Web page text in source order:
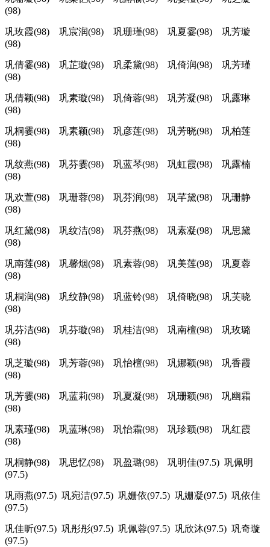
(98)
巩玫霞(98) 巩宸润(98) 巩珊瑾(98) 巩夏霎(98) 巩芳璇
(98)
巩倩霎(98) 巩芷璇(98) 巩柔黛(98) 巩倚润(98) 巩芳瑾
(98)
巩倩颖(98) 巩素璇(98) 巩倚蓉(98) 巩芳凝(98) 巩露琳
(98)
巩桐霎(98) 巩素颖(98) 巩彦莲(98) 巩芳晓(98) 巩柏莲
(98)
巩纹燕(98) 巩芬霎(98) 巩蓝琴(98) 巩虹霞(98) 巩露楠
(98)
巩欢萱(98) 巩珊蓉(98) 巩芬润(98) 巩芊黛(98) 巩珊静
(98)
巩红黛(98) 巩纹洁(98) 巩芬燕(98) 巩素凝(98) 巩思黛
(98)
巩南莲(98) 巩馨烟(98) 巩素蓉(98) 巩美莲(98) 巩夏蓉
(98)
巩桐润(98) 巩纹静(98) 巩蓝铃(98) 巩倚晓(98) 巩芙晓
(98)
巩芬洁(98) 巩芬璇(98) 巩桂洁(98) 巩南檀(98) 巩玫璐
(98)
巩芝璇(98) 巩芳蓉(98) 巩怡檀(98) 巩娜颖(98) 巩香霞
(98)
巩芳霎(98) 巩蓝莉(98) 巩夏凝(98) 巩珊颖(98) 巩幽霜
(98)
巩素瑾(98) 巩蓝琳(98) 巩怡霜(98) 巩珍颖(98) 巩红霞
(98)
巩桐静(98) 巩思忆(98) 巩盈璐(98) 巩明佳(97.5) 巩佩明
(97.5)
巩雨燕(97.5) 巩宛洁(97.5) 巩姗依(97.5) 巩姗凝(97.5) 巩依佳
(97.5)
巩佳昕(97.5) 巩彤彤(97.5) 巩佩蓉(97.5) 巩欣沐(97.5) 巩奇璇
(97.5)